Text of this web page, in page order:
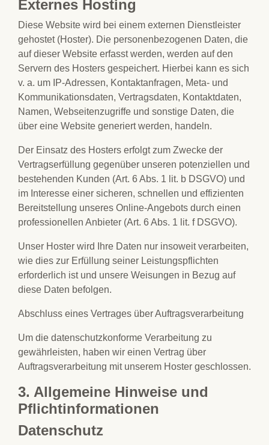
Externes Hosting
Diese Website wird bei einem externen Dienstleister
gehostet (Hoster). Die personenbezogenen Daten, die
auf dieser Website erfasst werden, werden auf den
Servern des Hosters gespeichert. Hierbei kann es sich
v. a. um IP-Adressen, Kontaktanfragen, Meta- und
Kommunikationsdaten, Vertragsdaten, Kontaktdaten,
Namen, Webseitenzugriffe und sonstige Daten, die
über eine Website generiert werden, handeln.
Der Einsatz des Hosters erfolgt zum Zwecke der
Vertragserfüllung gegenüber unseren potenziellen und
bestehenden Kunden (Art. 6 Abs. 1 lit. b DSGVO) und
im Interesse einer sicheren, schnellen und effizienten
Bereitstellung unseres Online-Angebots durch einen
professionellen Anbieter (Art. 6 Abs. 1 lit. f DSGVO).
Unser Hoster wird Ihre Daten nur insoweit verarbeiten,
wie dies zur Erfüllung seiner Leistungspflichten
erforderlich ist und unsere Weisungen in Bezug auf
diese Daten befolgen.
Abschluss eines Vertrages über Auftragsverarbeitung
Um die datenschutzkonforme Verarbeitung zu
gewährleisten, haben wir einen Vertrag über
Auftragsverarbeitung mit unserem Hoster geschlossen.
3. Allgemeine Hinweise und
Pflichtinformationen
Datenschutz